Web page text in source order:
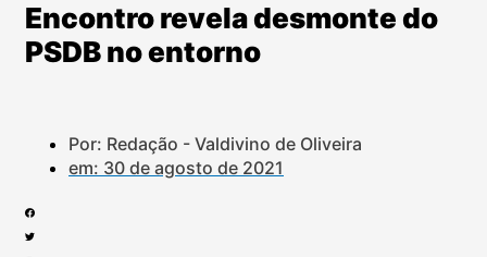
Encontro revela desmonte do
PSDB no entorno
Por: Redação - Valdivino de Oliveira
em: 30 de agosto de 2021